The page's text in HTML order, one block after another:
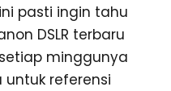
pasti ingin tahu
DSLR terbaru
minggunya
referensi